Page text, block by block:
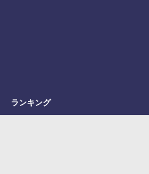
ランキング